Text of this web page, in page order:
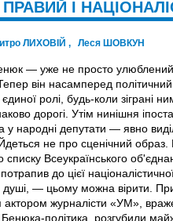
І
ЛИХОВІЙ , Леся ШОВКУН
— уже не просто улюблений
він насамперед
ролі, будь-коли зіграні
дорогі. Утім нинішня
у народні депутати — явно
не про сценiчний
списку Всеукраїнського
до цієї
душі, — цьому можна вірити.
актором журналісти «УМ»,
політика, розгубили